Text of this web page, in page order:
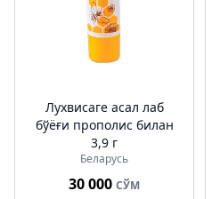
Лухвисаге асал лаб
бўёғи прополис билан
3,9 г
Беларусь
30 000 СЎМ